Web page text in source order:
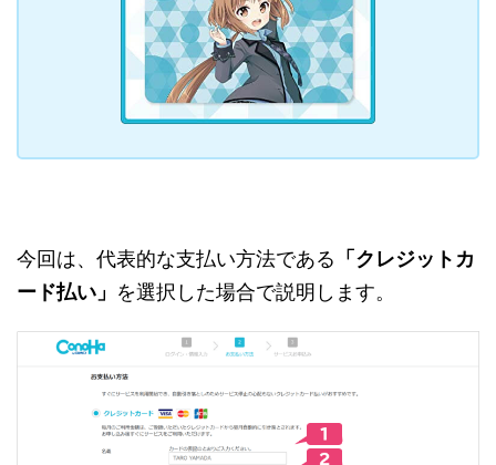
今回は、代表的な支払い方法である 「クレジットカ
ード払い」 を選択した場合で説明します。